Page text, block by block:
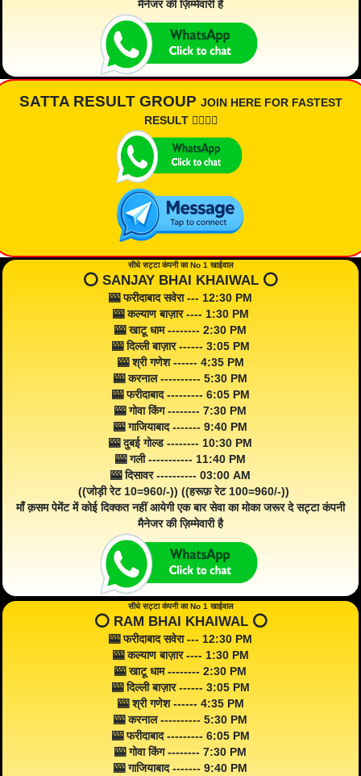
मैनेजर की ज़िम्मेवारी है
SATTA RESULT GROUP JOIN HERE FOR FASTEST
RESULT 👇🏾👇🏾
सीधे सट्टा कंपनी का No 1 खाईवाल
⭕️ SANJAY BHAI KHAIWAL ⭕️
🎰 फरीदाबाद सवेरा --- 12:30 PM
🎰 कल्याण बाज़ार ---- 1:30 PM
🎰 खाटू धाम -------- 2:30 PM
🎰 दिल्ली बाज़ार ------ 3:05 PM
🎰 श्री गणेश ------ 4:35 PM
🎰 करनाल ---------- 5:30 PM
🎰 फरीदाबाद --------- 6:05 PM
🎰 गोवा किंग -------- 7:30 PM
🎰 गाजियाबाद ------- 9:40 PM
🎰 दुबई गोल्ड -------- 10:30 PM
🎰 गली ----------- 11:40 PM
🎰 दिसावर ---------- 03:00 AM
((जोड़ी रेट 10=960/-)) ((हरूफ़ रेट 100=960/-))
माँ क़सम पेमेंट में कोई दिक्कत नहीं आयेगी एक बार सेवा का मोका जरूर दे सट्टा कंपनी
मैनेजर की ज़िम्मेवारी है
सीधे सट्टा कंपनी का No 1 खाईवाल
⭕️ RAM BHAI KHAIWAL ⭕️
🎰 फरीदाबाद सवेरा --- 12:30 PM
🎰 कल्याण बाज़ार ---- 1:30 PM
🎰 खाटू धाम -------- 2:30 PM
🎰 दिल्ली बाज़ार ------ 3:05 PM
🎰 श्री गणेश ------ 4:35 PM
🎰 करनाल ---------- 5:30 PM
🎰 फरीदाबाद --------- 6:05 PM
🎰 गोवा किंग -------- 7:30 PM
🎰 गाजियाबाद ------- 9:40 PM